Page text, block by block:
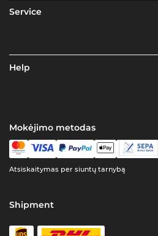
Service
Help
Mokėjimo metodas
Atsiskaitymas per siuntų tarnybą
Shipment